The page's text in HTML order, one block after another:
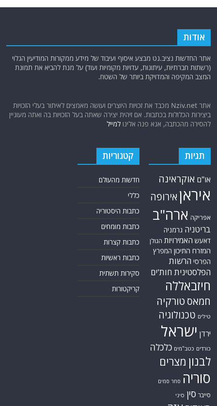
אודות
אתר החדשות נציב.נט מבצע איסוף ועיבוד של מידע ממקורות המודיעין הגלוי
(רשתות חברתיות, עיתונות, עדויות מקומיות ועוד) על מנת להביא את תמונת
המצב המקיפה והמדויקת ביותר של השטח.
אתר Nziv.net מכבד את זכויות היוצרים ועושה מאמצים לאיתור בעלי הזכויות
ביצירות הכלולות בכתבות. אם זיהית יצירה שאתה בעל הזכויות בה ואתה מעוניין
להסירה מהכתבה, אנא פנה אלינולמייל
תגיות
או"ם אוקראינה
איראן אירופה
אפריקה ארה"ב
בריטניה גרמניה
דאעש האמירויות הגולן
המזרח התיכון המפרץ
הפרסי הרשות
הפלסטינית חות'ים
חיזבאללה
חמאס טורקיה
טילים טכנולוגיה
ירדן ישראל
כורדים כטב"מים כלכלה
לבנון מצרים
סוריה סחר סמים
סייבר סין סיני
קטגוריות
חדשות מהעולם
כללי
כתבות היסטוריה
כתבות מומחים
כתבות קצרות
כתבות ראשיות
סקירות תשתית
קריקטורות